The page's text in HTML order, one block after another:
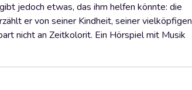
jedoch etwas, das ihm helfen könnte: die
er von seiner Kindheit, seiner vielköpfigen
nicht an Zeitkolorit. Ein Hörspiel mit Musik